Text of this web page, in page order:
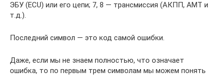
ЭБУ (ECU) или его цепи; 7, 8 — трансмиссия (АКПП, АМТ и
т.д.).
Последний символ — это код самой ошибки.
Даже, если мы не знаем полностью, что означает
ошибка, то по первым трем символам мы можем понять